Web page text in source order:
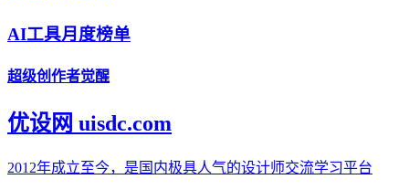
AI工具月度榜单
超级创作者觉醒
优设网 uisdc.com
2012年成立至今，是国内极具人气的设计师交流学习平台